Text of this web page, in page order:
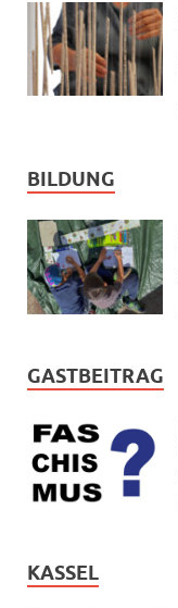
BILDUNG
GASTBEITRAG
KASSEL